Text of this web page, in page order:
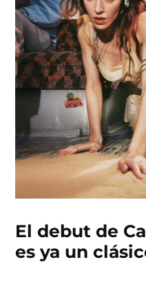
El debut de
es ya un